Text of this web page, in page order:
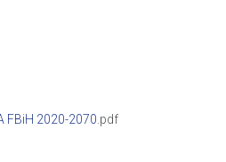
FBiH 2020-2070 .pdf